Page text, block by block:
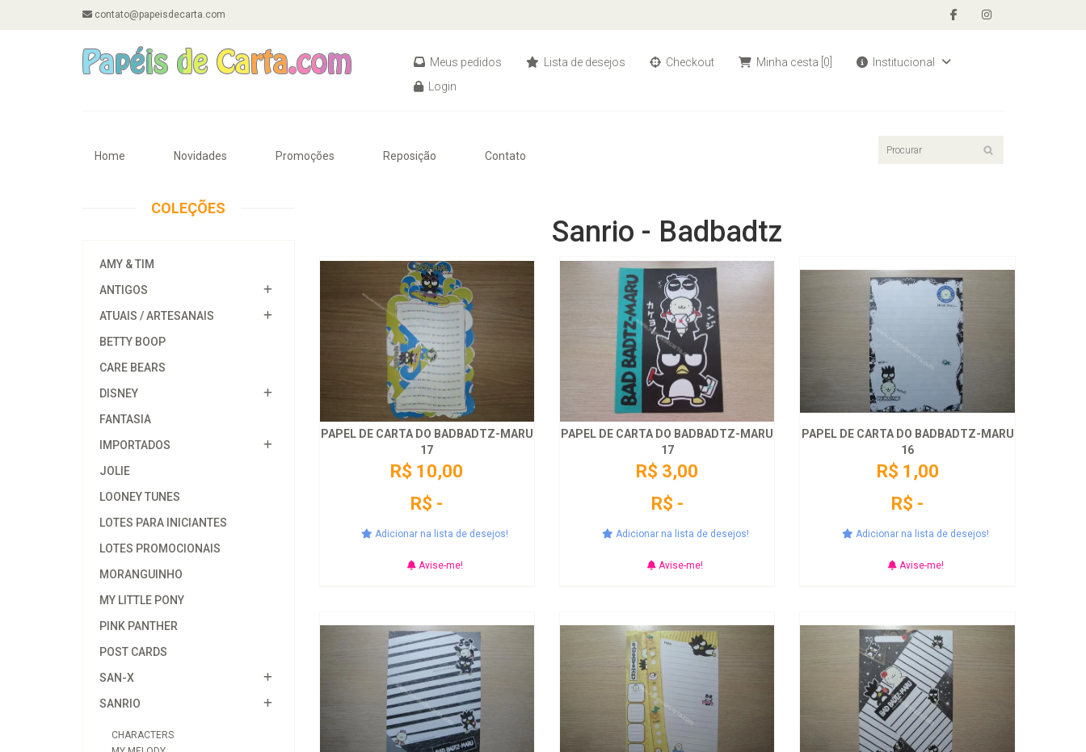
contato@papeisdecarta.com
Meus pedidos Lista de desejos Checkout Minha cesta [0]
Institucional
Login
Home Novidades Promoções Reposição Contato
COLEÇÕES
AMY & TIM
ANTIGOS
ATUAIS / ARTESANAIS
BETTY BOOP
CARE BEARS
DISNEY
FANTASIA
IMPORTADOS
JOLIE
LOONEY TUNES
LOTES PARA INICIANTES
LOTES PROMOCIONAIS
MORANGUINHO
MY LITTLE PONY
PINK PANTHER
POST CARDS
SAN-X
SANRIO
CHARACTERS
Sanrio - Badbadtz
PAPEL DE CARTA DO BADBADTZ-MARU
17
R$ 10,00
R$ -
Adicionar na lista de desejos!
Avise-me!
PAPEL DE CARTA DO BADBADTZ-MARU
17
R$ 3,00
R$ -
Adicionar na lista de desejos!
Avise-me!
PAPEL DE CARTA DO BADBADTZ-MARU
16
R$ 1,00
R$ -
Adicionar na lista de desejos!
Avise-me!